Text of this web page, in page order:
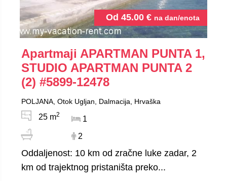
Od 45.00 € na dan/enota
Apartmaji APARTMAN PUNTA 1,
STUDIO APARTMAN PUNTA 2
(2) #5899-12478
POLJANA, Otok Ugljan, Dalmacija, Hrvaška
25 m2
1
2
Oddaljenost: 10 km od zračne luke zadar, 2
km od trajektnog pristaništa preko...